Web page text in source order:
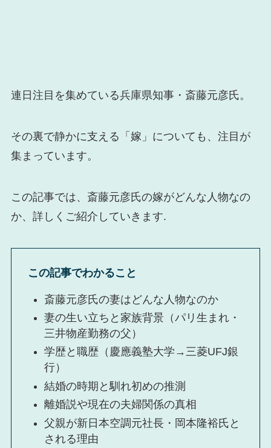
連日注目を集めている兵庫県知事・斎藤元彦氏。
その裏で静かに支える「嫁」についても、注目が
集まっています。
この記事では、斎藤元彦氏の嫁がどんな人物なの
か、詳しくご紹介していきます.
この記事でわかること
斎藤元彦氏の妻はどんな人物なのか
妻の生い立ちと家族背景（パリ生まれ・
三井物産勤務の父）
学歴と職歴（慶應義塾大学→三菱UFJ銀
行）
結婚の時期と馴れ初めの推測
離婚説や現在の夫婦関係の真相
父親が新日本空調元社長・岡本隆裕氏と
される理由